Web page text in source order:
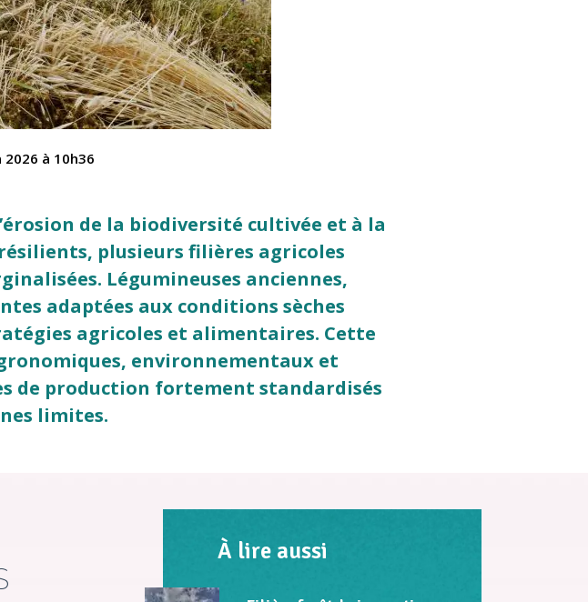
2026 à 10h36
de la biodiversité cultivée et à la
plusieurs filières agricoles
Légumineuses anciennes,
adaptées aux conditions sèches
agricoles et alimentaires. Cette
environnementaux et
de production fortement standardisés
limites.
À lire aussi